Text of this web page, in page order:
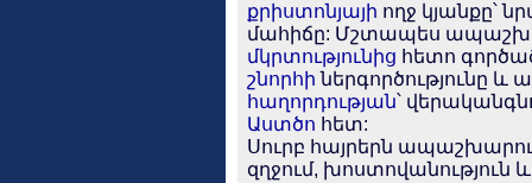
քրիստոնյայի ողջ կյանքը՝
մահիճը: Մշտապես
մկրտությունից հետո
շնորհի ներգործությունը և
հաղորդության՝
Աստծո հետ:
Սուրբ հայրերն
զղջում, խոստովանություն